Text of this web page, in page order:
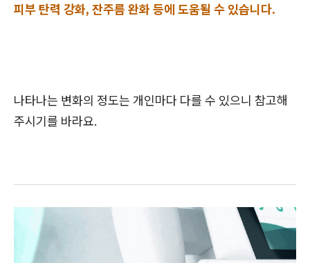
피부 탄력 강화, 잔주름 완화 등에 도움될 수 있습니다.
나타나는 변화의 정도는 개인마다 다를 수 있으니 참고해
주시기를 바라요.